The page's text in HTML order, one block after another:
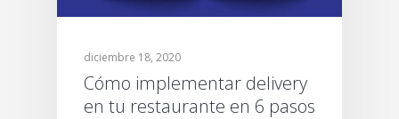
diciembre 18, 2020
Cómo implementar delivery
en tu restaurante en 6 pasos